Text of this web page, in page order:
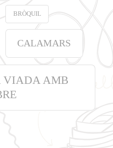
BRÒQUIL
CALAMARS
VIADA AMB